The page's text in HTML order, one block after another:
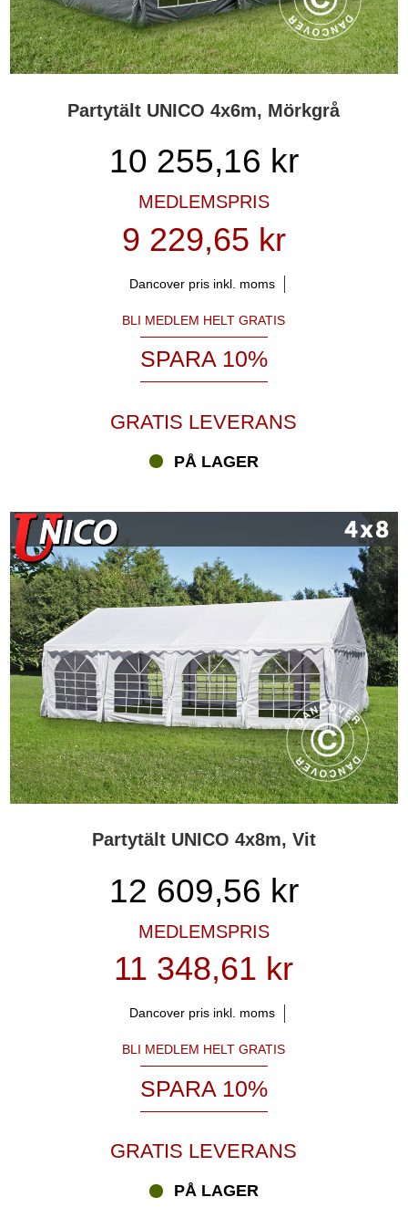
Partytält UNICO 4x6m, Mörkgrå
10 255,16 kr
MEDLEMSPRIS
9 229,65 kr
Dancover pris inkl. moms
BLI MEDLEM HELT GRATIS
SPARA 10%
GRATIS LEVERANS
PÅ LAGER
Partytält UNICO 4x8m, Vit
12 609,56 kr
MEDLEMSPRIS
11 348,61 kr
Dancover pris inkl. moms
BLI MEDLEM HELT GRATIS
SPARA 10%
GRATIS LEVERANS
PÅ LAGER